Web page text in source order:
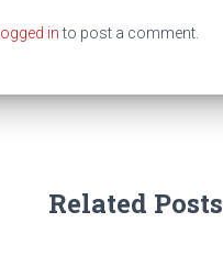
logged into post a comment.
Related Posts